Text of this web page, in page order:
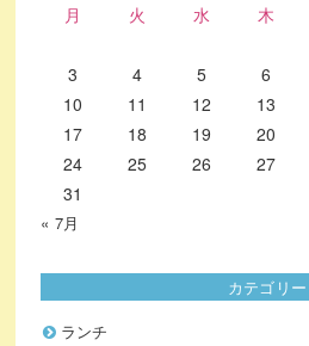
月 火 水 木
3
4 5 6
10
11 12 13
17
18 19 20
24
25 26 27
31
« 7月
カテゴリー
ランチ